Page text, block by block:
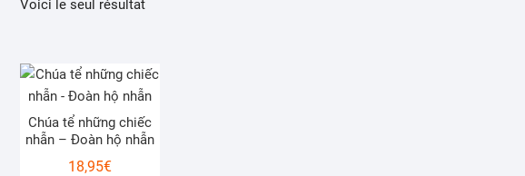
Voici le seul résultat
Chúa tể những chiếc
nhẫn – Đoàn hộ nhẫn
18,95€